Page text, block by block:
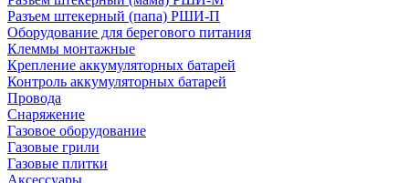
Разъем штекерный (папа) РШИ-П
Оборудование для берегового питания
Клеммы монтажные
Крепление аккумуляторных батарей
Контроль аккумуляторных батарей
Провода
Снаряжение
Газовое оборудование
Газовые грили
Газовые плитки
Аксессуары